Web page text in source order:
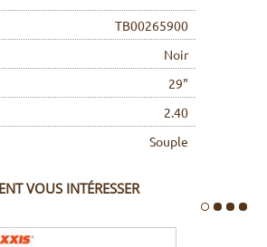
TB00265900
Noir
29"
2.40
Souple
VOUS INTÉRESSER